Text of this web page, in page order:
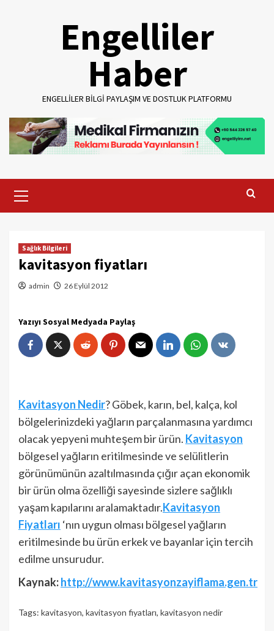
Engelliler
Haber
ENGELLILER BILGI PAYLAŞIM VE DOSTLUK PLATFORMU
Menu
Sağlık Bilgileri
kavitasyon fiyatları
admin 26 Eylül 2012
Yazıyı Sosyal Medyada Paylaş
Kavitasyon Nedir? Göbek, karın, bel, kalça, kol
bölgelerinizdeki yağların parçalanmasına yardımcı
olacak yepyeni muhteşem bir ürün. Kavitasyon
bölgesel yağların eritilmesinde ve selülitlerin
görünümünün azaltılmasında çığır açan ekonomik
bir ürün olma özelliği sayesinde sizlere sağlıklı
yaşam kapılarını aralamaktadır.Kavitasyon
Fiyatları ‘nın uygun olması bölgesel yağların
eritilmesinde bu ürün erkek ve bayanlar için tercih
edilme unsurudur.
Kaynak:http://www.kavitasyonzayiflama.gen.tr
Tags: kavitasyon, kavitasyon fiyatları, kavitasyon nedir